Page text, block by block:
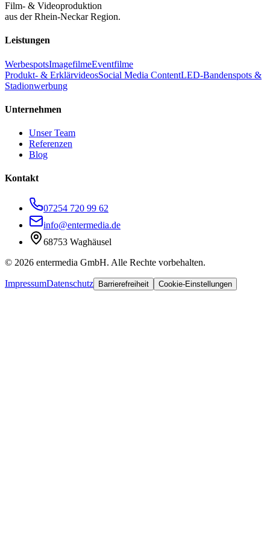
Film- & Videoproduktion
aus der Rhein-Neckar Region.
Leistungen
WerbespotsImagefilmeEventfilme
Produkt- & ErklärvideosSocial Media ContentLED-Bandenspots &
Stadionwerbung
Unternehmen
Unser Team
Referenzen
Blog
Kontakt
07254 720 99 62
info@entermedia.de
68753 Waghäusel
© 2026 entermedia GmbH. Alle Rechte vorbehalten.
ImpressumDatenschutz Barrierefreiheit Cookie-Einstellungen